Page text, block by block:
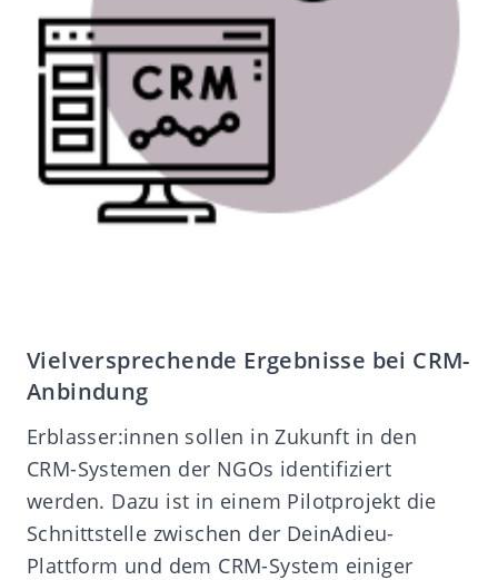
Vielversprechende Ergebnisse bei CRM-
Anbindung
Erblasser:innen sollen in Zukunft in den
CRM-Systemen der NGOs identifiziert
werden. Dazu ist in einem Pilotprojekt die
Schnittstelle zwischen der DeinAdieu-
Plattform und dem CRM-System einiger